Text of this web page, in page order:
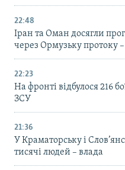
22:48
Іран та Оман досягли
через Ормузьку протоку
22:23
На фронті відбулося 216
ЗСУ
21:36
У Краматорську і
тисячі людей – влада